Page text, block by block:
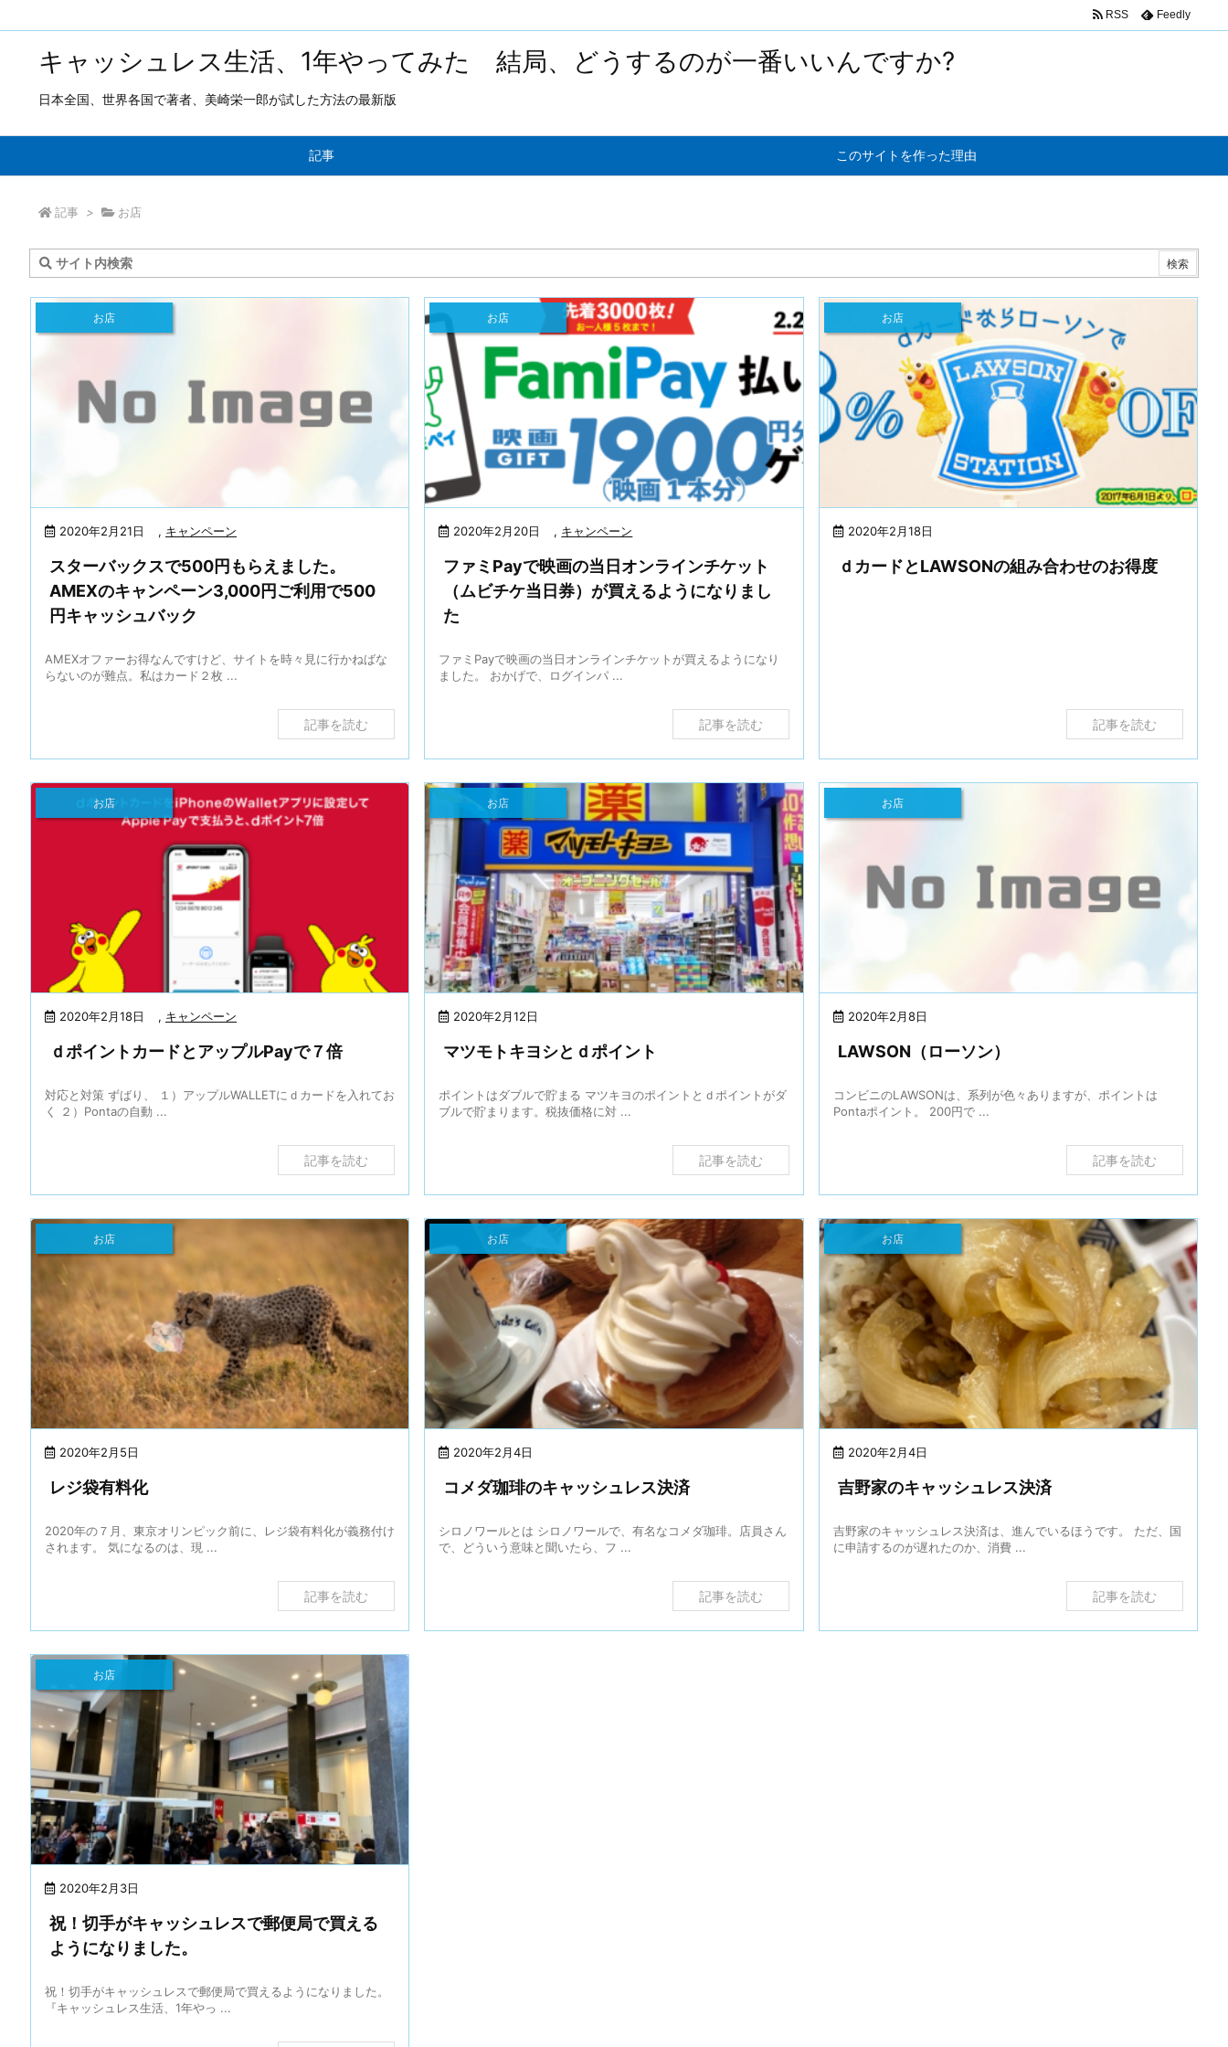
キャッシュレス生活、1年やってみた 結局、どうするのが一番いいんですか?
日本全国、世界各国で著者、美崎栄一郎が試した方法の最新版
記事 このサイトを作った理由
RSS Feedly
記事 > お店
2020年2月21日
お店
, キャンペーン
スターバックスで500円もらえました。
AMEXのキャンペーン3,000円ご利用で500
円キャッシュバック
AMEXオファーお得なんですけど、サイトを時々見に行かねばな
らないのが難点。私はカード２枚 ...
記事を読む
2020年2月20日
お店
, キャンペーン
ファミPayで映画の当日オンラインチケット
（ムビチケ当日券）が買えるようになりまし
た
ファミPayで映画の当日オンラインチケットが買えるようになり
ました。 おかげで、ログインパ ...
記事を読む
2020年2月18日
お店
ｄカードとLAWSONの組み合わせのお得度
記事を読む
2020年2月18日
お店
, キャンペーン
ｄポイントカードとアップルPayで７倍
対応と対策 ずばり、 １）アップルWALLETにｄカードを入れてお
く ２）Pontaの自動 ...
記事を読む
2020年2月12日
お店
マツモトキヨシとｄポイント
ポイントはダブルで貯まる マツキヨのポイントとｄポイントがダ
ブルで貯まります。税抜価格に対 ...
記事を読む
2020年2月8日
お店
LAWSON（ローソン）
コンビニのLAWSONは、系列が色々ありますが、ポイントは
Pontaポイント。 200円で ...
記事を読む
2020年2月5日
お店
レジ袋有料化
2020年の７月、東京オリンピック前に、レジ袋有料化が義務付け
されます。 気になるのは、現 ...
記事を読む
2020年2月4日
お店
コメダ珈琲のキャッシュレス決済
シロノワールとは シロノワールで、有名なコメダ珈琲。店員さん
で、どういう意味と聞いたら、フ ...
記事を読む
2020年2月4日
お店
吉野家のキャッシュレス決済
吉野家のキャッシュレス決済は、進んでいるほうです。 ただ、国
に申請するのが遅れたのか、消費 ...
記事を読む
2020年2月3日
お店
祝！切手がキャッシュレスで郵便局で買える
ようになりました。
祝！切手がキャッシュレスで郵便局で買えるようになりました。
『キャッシュレス生活、1年やっ ...